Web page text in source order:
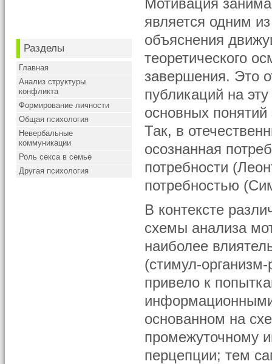
Разделы
Главная
Анализ структуры
конфликта
Формирование личности
Общая психология
Невербальные
коммуникации
Роль секса в семье
Другая психология
Мотивация
является одним
объяснения
теоретического
завершения. Это
публикаций на
основных понятий
Так, в
осознанная
потребности
потребностью
В контексте
схемы анализа
наиболее
(стимул-
привело к
основанном на
промежуточному
перцепции; тем